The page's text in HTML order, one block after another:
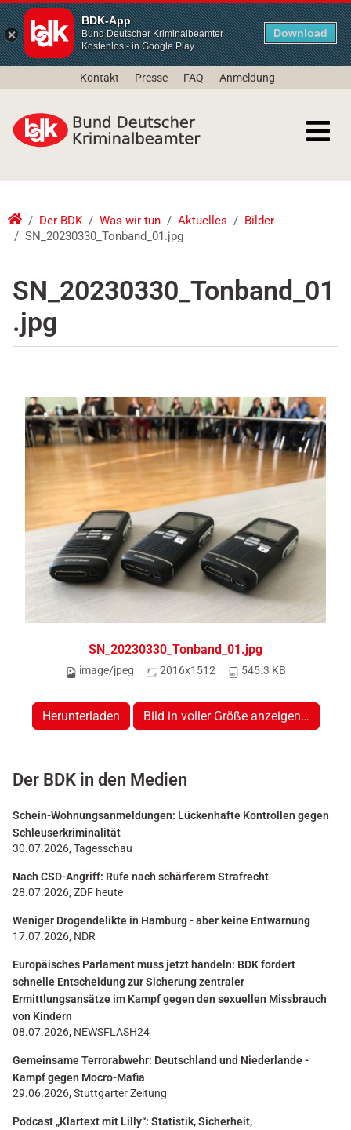
BDK-App
Bund Deutscher Kriminalbeamter
Kostenlos - in Google Play
Download
Kontakt Presse FAQ Anmeldung
Der BDK Was wir tun Aktuelles
Bilder
SN_20230330_Tonband_01.jpg
SN_20230330_Tonband_01
.jpg
SN_20230330_Tonband_01.jpg
image/jpeg 2016x1512 545.3 KB
Herunterladen Bild in voller Größe anzeigen…
Der BDK in den Medien
Schein-Wohnungsanmeldungen: Lückenhafte Kontrollen gegen
Schleuserkriminalität
30.07.2026, Tagesschau
Nach CSD-Angriff: Rufe nach schärferem Strafrecht
28.07.2026, ZDF heute
Weniger Drogendelikte in Hamburg - aber keine Entwarnung
17.07.2026, NDR
Europäisches Parlament muss jetzt handeln: BDK fordert
schnelle Entscheidung zur Sicherung zentraler
Ermittlungsansätze im Kampf gegen den sexuellen Missbrauch
von Kindern
08.07.2026, NEWSFLASH24
Gemeinsame Terrorabwehr: Deutschland und Niederlande -
Kampf gegen Mocro-Mafia
29.06.2026, Stuttgarter Zeitung
Podcast „Klartext mit Lilly“: Statistik, Sicherheit,